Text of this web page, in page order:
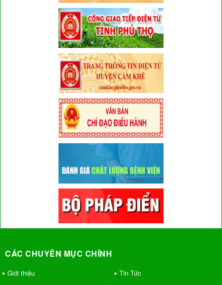
CÁC CHUYÊN MỤC CHÍNH
Giới thiệu
Tin Tức